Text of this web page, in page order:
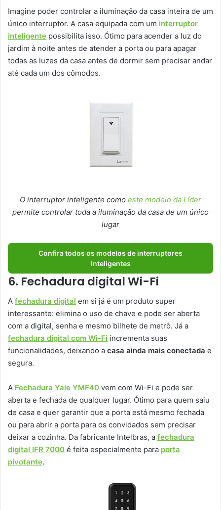
Imagine poder controlar a iluminação da casa inteira de um
único interruptor. A casa equipada com um interruptor
inteligente possibilita isso. Ótimo para acender a luz do
jardim à noite antes de atender a porta ou para apagar
todas as luzes da casa antes de dormir sem precisar andar
até cada um dos cômodos.
O interruptor inteligente como este modelo da Líder
permite controlar toda a iluminação da casa de um único
lugar
Confira todos os modelos de interruptores
inteligentes
6. Fechadura digital Wi-Fi
A fechadura digital em si já é um produto super
interessante: elimina o uso de chave e pode ser aberta
com a digital, senha e mesmo bilhete de metrô. Já a
fechadura digital com Wi-Fi incrementa suas
funcionalidades, deixando a casa ainda mais conectada e
segura.
A Fechadura Yale YMF40 vem com Wi-Fi e pode ser
aberta e fechada de qualquer lugar. Ótimo para quem saiu
de casa e quer garantir que a porta está mesmo fechada
ou para abrir a porta para os convidados sem precisar
deixar a cozinha. Da fabricante Intelbras, a fechadura
digital IFR 7000 é feita especialmente para porta
pivotante.